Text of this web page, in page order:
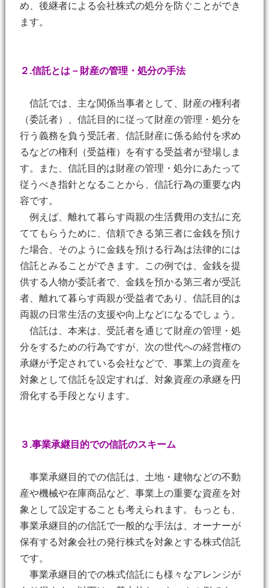
め、後継者による会社株式の処分を防ぐことができ
ます。
２.信託とは－財産の管理・処分の手法
信託では、主な関係当事者として、財産の権利者
（委託者）、信託目的に従って財産の管理・処分を
行う義務を負う受託者、信託財産に係る給付を求め
るなどの権利（受益権）を有する受益者が登場しま
す。また、信託目的は財産の管理・処分にあたって
従うべき指針となることから、信託行為の重要な内
容です。
例えば、離れて暮らす両親の生活費用の支払に充
ててもらうために、信頼できる第三者に金銭を預け
た場合、そのように金銭を預ける行為は法律的には
信託とみることができます。この例では、金銭を提
供する人物が委託者で、金銭を預かる第三者が受託
者、離れて暮らす両親が受益者であり、信託目的は
両親の日常生活の支援や向上などになるでしょう。
信託は、本来は、受託者を通じて財産の管理・処
分をするための行為ですが、次の世代への経営権の
承継が予定されている会社などで、事業上の資産を
対象として信託を設定すれば、対象資産の承継を円
滑化する手段となります。
３.事業承継目的での信託のスキーム
事業承継目的での信託は、土地・建物などの不動
産や機械や在庫商品など、事業上の重要な資産を対
象として設定することも考えられます。もっとも、
事業承継目的の信託で一般的な手法は、オーナーが
保有する対象会社の発行株式を対象とする株式信託
です。
事業承継目的での株式信託にも様々なアレンジが